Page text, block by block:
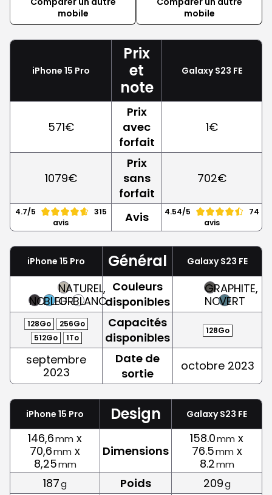
mobile
mobile
iPhone 15 Pro
Prix
et
note
Galaxy S23 FE
571€
Prix
avec
forfait
1€
1079€
Prix
sans
forfait
702€
4.7/5
315
avis
Avis 4.54/5
74
avis
iPhone 15 Pro Général Galaxy S23 FE
NOIRBLEU
NATUREL,
GRISBLANC
Couleurs
disponibles
GRAPHITE,
NOIRVERT
128Go
256Go
512Go
1To
Capacités
disponibles
128Go
septembre
2023
Date de
sortie
octobre 2023
iPhone 15 Pro Design Galaxy S23 FE
146,6mm x
70,6mm x
8,25mm
Dimensions
158.0mm x
76.5mm x
8.2mm
187g Poids 209g